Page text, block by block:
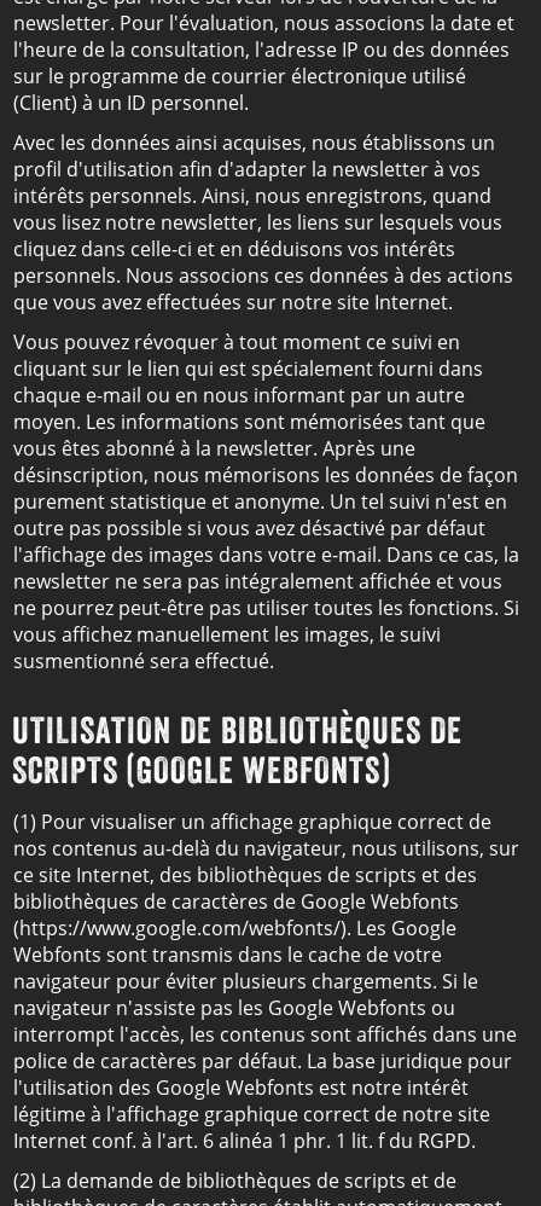
newsletter. Pour l'évaluation, nous associons la date et
l'heure de la consultation, l'adresse IP ou des données
sur le programme de courrier électronique utilisé
(Client) à un ID personnel.
Avec les données ainsi acquises, nous établissons un
profil d'utilisation afin d'adapter la newsletter à vos
intérêts personnels. Ainsi, nous enregistrons, quand
vous lisez notre newsletter, les liens sur lesquels vous
cliquez dans celle-ci et en déduisons vos intérêts
personnels. Nous associons ces données à des actions
que vous avez effectuées sur notre site Internet.
Vous pouvez révoquer à tout moment ce suivi en
cliquant sur le lien qui est spécialement fourni dans
chaque e-mail ou en nous informant par un autre
moyen. Les informations sont mémorisées tant que
vous êtes abonné à la newsletter. Après une
désinscription, nous mémorisons les données de façon
purement statistique et anonyme. Un tel suivi n'est en
outre pas possible si vous avez désactivé par défaut
l'affichage des images dans votre e-mail. Dans ce cas, la
newsletter ne sera pas intégralement affichée et vous
ne pourrez peut-être pas utiliser toutes les fonctions. Si
vous affichez manuellement les images, le suivi
susmentionné sera effectué.
UTILISATION DE BIBLIOTHÈQUES DE
SCRIPTS (GOOGLE WEBFONTS)
(1) Pour visualiser un affichage graphique correct de
nos contenus au-delà du navigateur, nous utilisons, sur
ce site Internet, des bibliothèques de scripts et des
bibliothèques de caractères de Google Webfonts
(https://www.google.com/webfonts/). Les Google
Webfonts sont transmis dans le cache de votre
navigateur pour éviter plusieurs chargements. Si le
navigateur n'assiste pas les Google Webfonts ou
interrompt l'accès, les contenus sont affichés dans une
police de caractères par défaut. La base juridique pour
l'utilisation des Google Webfonts est notre intérêt
légitime à l'affichage graphique correct de notre site
Internet conf. à l'art. 6 alinéa 1 phr. 1 lit. f du RGPD.
(2) La demande de bibliothèques de scripts et de